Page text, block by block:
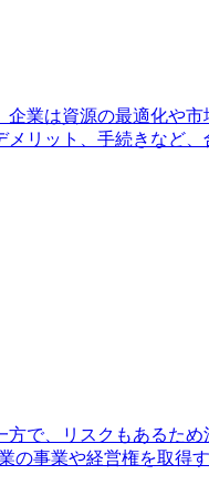
業は資源の最適化や
リット、手続きなど
で、リスクもあるため
事業や経営権を取得